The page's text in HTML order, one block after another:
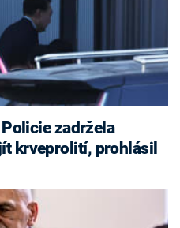
krveprolití, prohlásil